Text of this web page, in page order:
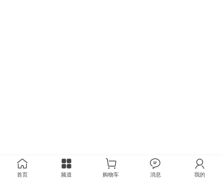
首页 频道 购物车 消息 我的